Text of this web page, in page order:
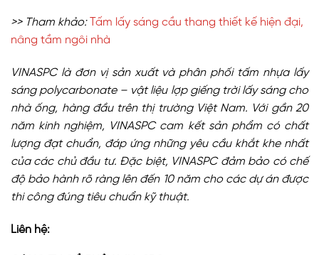
>> Tham khảo:
Tấm lấy sáng cầu thang thiết kế hiện đại,
nâng tầm ngôi nhà
VINASPC là đơn vị sản xuất và phân phối tấm nhựa lấy
sáng polycarbonate – vật liệu lợp giếng trời lấy sáng cho
nhà ống, hàng đầu trên thị trường Việt Nam. Với gần 20
năm kinh nghiệm, VINASPC cam kết sản phẩm có chất
lượng đạt chuẩn, đáp ứng những yêu cầu khắt khe nhất
của các chủ đầu tư. Đặc biệt, VINASPC đảm bảo có chế
độ bảo hành rõ ràng lên đến 10 năm cho các dự án được
thi công đúng tiêu chuẩn kỹ thuật.
Liên hệ: